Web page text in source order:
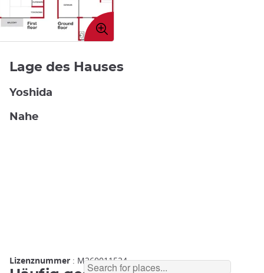
Bild
vergrößern
Lage des Hauses
Yoshida
Nahe
Lizenznummer : M260011524